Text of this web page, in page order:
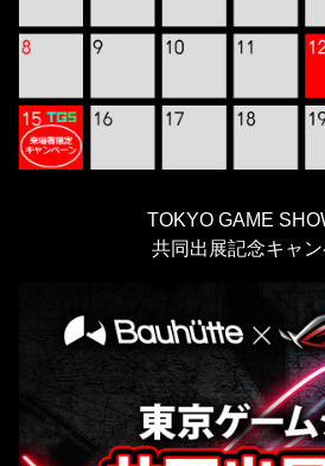
TOKYO GAME
共同出展記念キャ